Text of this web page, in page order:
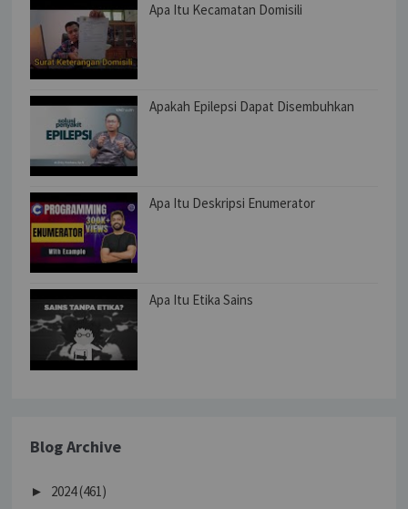
Apa Itu Kecamatan Domisili
Apakah Epilepsi Dapat Disembuhkan
Apa Itu Deskripsi Enumerator
Apa Itu Etika Sains
Blog Archive
► 2024(461)